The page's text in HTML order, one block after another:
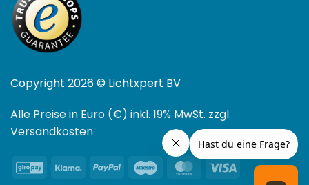
Copyright 2026 © Lichtxpert BV
Alle Preise in Euro (€) inkl. 19% MwSt. zzgl.
Versandkosten
GiroPayKlarna PayPal Maestro MasterCard
Visa